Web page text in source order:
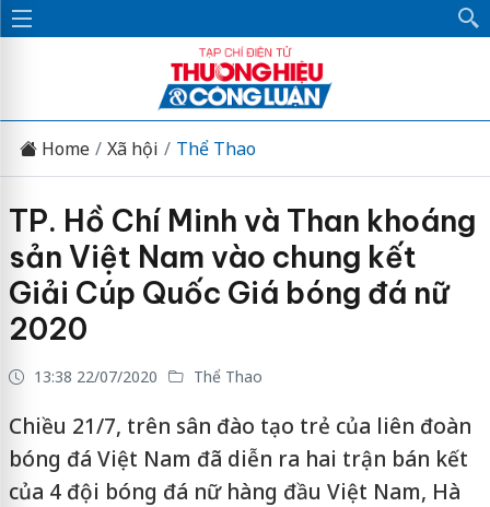
Home Xã hội Thể Thao
TP. Hồ Chí Minh và Than khoáng
sản Việt Nam vào chung kết
Giải Cúp Quốc Giá bóng đá nữ
2020
13:38 22/07/2020 Thể Thao
Chiều 21/7, trên sân đào tạo trẻ của liên đoàn
bóng đá Việt Nam đã diễn ra hai trận bán kết
của 4 đội bóng đá nữ hàng đầu Việt Nam, Hà